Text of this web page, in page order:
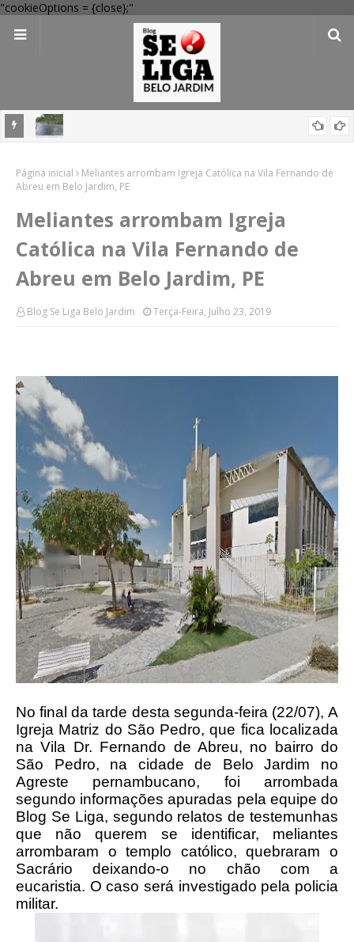
"cookieOptions = {close};"
Corpo de jovem que desapareceu em rio é encontrado após dois
preso no Sertão de Pernambuco
Página inicial
Meliantes arrombam Igreja Católica na Vila Fernando de
Abreu em Belo Jardim, PE
Meliantes arrombam Igreja
Católica na Vila Fernando de
Abreu em Belo Jardim, PE
Blog Se Liga Belo Jardim Terça-Feira, Julho 23, 2019
No final da tarde desta segunda-feira (22/07), A
Igreja Matriz do São Pedro, que fica localizada
na Vila Dr. Fernando de Abreu, no bairro do
São Pedro, na cidade de Belo Jardim no
Agreste pernambucano, foi arrombada
segundo informações apuradas pela equipe do
Blog Se Liga, segundo relatos de testemunhas
que não querem se identificar, meliantes
arrombaram o templo católico,quebraram o
Sacrário deixando-o no chão com a
eucaristia. O caso será investigado pela policia
militar.